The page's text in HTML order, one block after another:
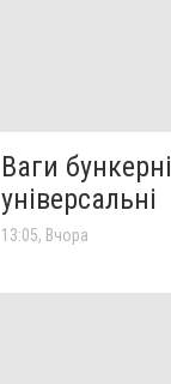
Ваги бункерні
універсальні
13:05, Вчора